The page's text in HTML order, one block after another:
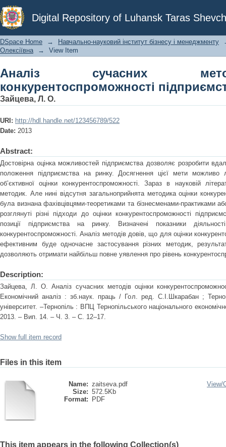
Digital Repository of Luhansk Taras
Аналіз сучасних методів оцінки
DSpace Home → Навчально-науковий інститут бізнесу і менеджменту
Олексіївна
→ View Item
Аналіз сучасних
конкурентоспроможності
Зайцева, Л. О.
URI: http://hdl.handle.net/123456789/522
Date: 2013
Abstract:
Достовірна оцінка можливостей підприємства дозволяє розробити
положення підприємства на ринку. Досягнення цієї мети можливо
об’єктивної оцінки конкурентоспроможності. Зараз в науковій
методик. Але нині відсутня загальноприйнята методика оцінки
була визнана фахівцівцями-теоретиками та бізнесменами-практиками
розглянуті різні підходи до оцінки конкурентоспроможності
позиції підприємства на ринку. Визначені показники
конкурентоспроможності. Аналіз методів довів, що для оцінки
ефективним буде одночасне застосування різних методик,
дозволяють отримати найбільш повне уявлення про рівень
Description:
Зайцева, Л. О. Аналіз сучасних методів оцінки
Економічний аналіз : зб.наук. праць / Гол. ред. С.І.Шкарабан ;
університет. –Тернопіль : ВПЦ Тернопільського національного
2013. – Вип. 14. – Ч. 3. – С. 12–17.
Show full item record
Files in this item
Name: zaitseva.pdf
Size: 572.5Kb
Format:
PDF
View/
This item appears in the following Collection(s)